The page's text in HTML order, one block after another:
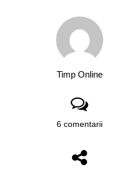
Timp Online
6 comentarii